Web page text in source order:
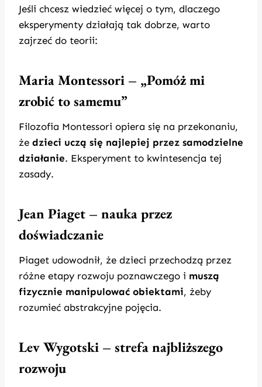
Jeśli chcesz wiedzieć więcej o tym, dlaczego
eksperymenty działają tak dobrze, warto
zajrzeć do teorii:
Maria Montessori – „Pomóż mi
zrobić to samemu”
Filozofia Montessori opiera się na przekonaniu,
że dzieci uczą się najlepiej przez samodzielne
działanie. Eksperyment to kwintesencja tej
zasady.
Jean Piaget – nauka przez
doświadczanie
Piaget udowodnił, że dzieci przechodzą przez
różne etapy rozwoju poznawczego i muszą
fizycznie manipulować obiektami, żeby
rozumieć abstrakcyjne pojęcia.
Lev Wygotski – strefa najbliższego
rozwoju